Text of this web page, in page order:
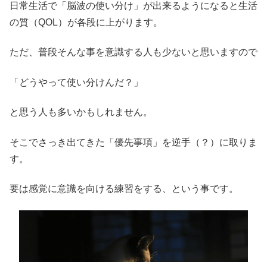
日常生活で「脳波の使い分け」が出来るようになると生活
の質（QOL）が各段に上がります。
ただ、普段そんな事を意識する人も少ないと思いますので
「どうやって使い分けんだ？」
と思う人も多いかもしれません。
そこでさっき出てきた「優先事項」を逆手（？）に取りま
す。
要は感覚に意識を向ける練習をする、という事です。